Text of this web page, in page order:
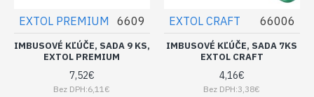
EXTOL PREMIUM 6609
IMBUSOVÉ KĽÚČE, SADA 9 KS,
EXTOL PREMIUM
7,52€
Bez DPH:6,11€
EXTOL CRAFT 66006
IMBUSOVÉ KĽÚČE, SADA 7KS
EXTOL CRAFT
4,16€
Bez DPH:3,38€